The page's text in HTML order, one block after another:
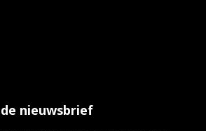
nieuwsbrief